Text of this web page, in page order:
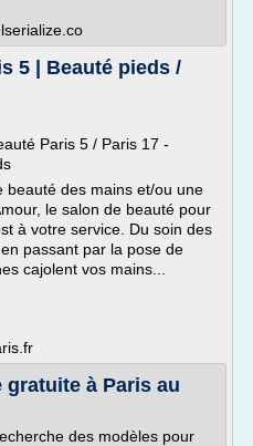
5 | Beauté pieds /
Paris 5 / Paris 17 -
beauté des mains et/ou une
le salon de beauté pour
à votre service. Du soin des
passant par la pose de
cajolent vos mains...
à Paris au
des modèles pour